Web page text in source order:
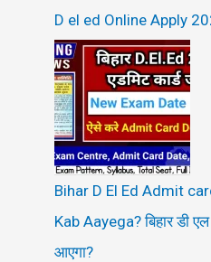
D el ed Online Apply
Bihar D El Ed Admit
Kab Aayega? बिहार डी
आएगा?